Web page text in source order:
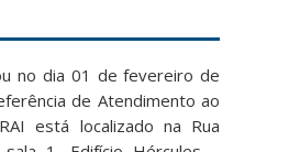
no dia 01 de fevereiro de
de Atendimento ao
está localizado na Rua